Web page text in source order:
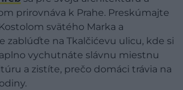
prirovnáva k Prahe. Preskúmajte
svätého Marka a
zablúďte na Tkalčićevu ulicu, kde si
vychutnáte slávnu miestnu
a zistíte, prečo domáci trávia na